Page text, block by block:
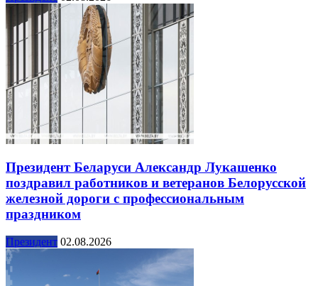
Президент Беларуси Александр Лукашенко
поздравил работников и ветеранов Белорусской
железной дороги с профессиональным
праздником
Президент 02.08.2026